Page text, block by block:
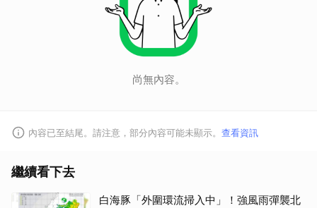
尚無內容。
內容已至結尾。請注意，部分內容可能未顯示。 查看資訊
繼續看下去
白海豚「外圍環流掃入中」！強風雨彈襲北